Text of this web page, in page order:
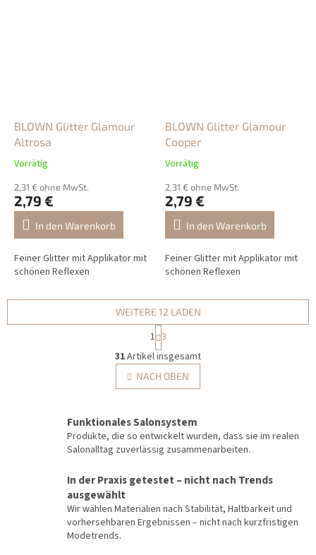
BLOWN Glitter Glamour
Altrosa
Vorrätig
2,31 € ohne MwSt.
2,79 €
In den Warenkorb
Feiner Glitter mit Applikator mit
schönen Reflexen
BLOWN Glitter Glamour
Cooper
Vorrätig
2,31 € ohne MwSt.
2,79 €
In den Warenkorb
Feiner Glitter mit Applikator mit
schönen Reflexen
S
t
e
u
r
e
l
e
e
t
e
WEITERE 12 LADEN
P
a
g
i
n
i
u
n
g
1 3
31Artikel insgesamt
NACH OBEN
Funktionales Salonsystem
Produkte, die so entwickelt wurden, dass sie im realen
Salonalltag zuverlässig zusammenarbeiten.
In der Praxis getestet – nicht nach Trends
ausgewählt
Wir wählen Materialien nach Stabilität, Haltbarkeit und
vorhersehbaren Ergebnissen – nicht nach kurzfristigen
Modetrends.